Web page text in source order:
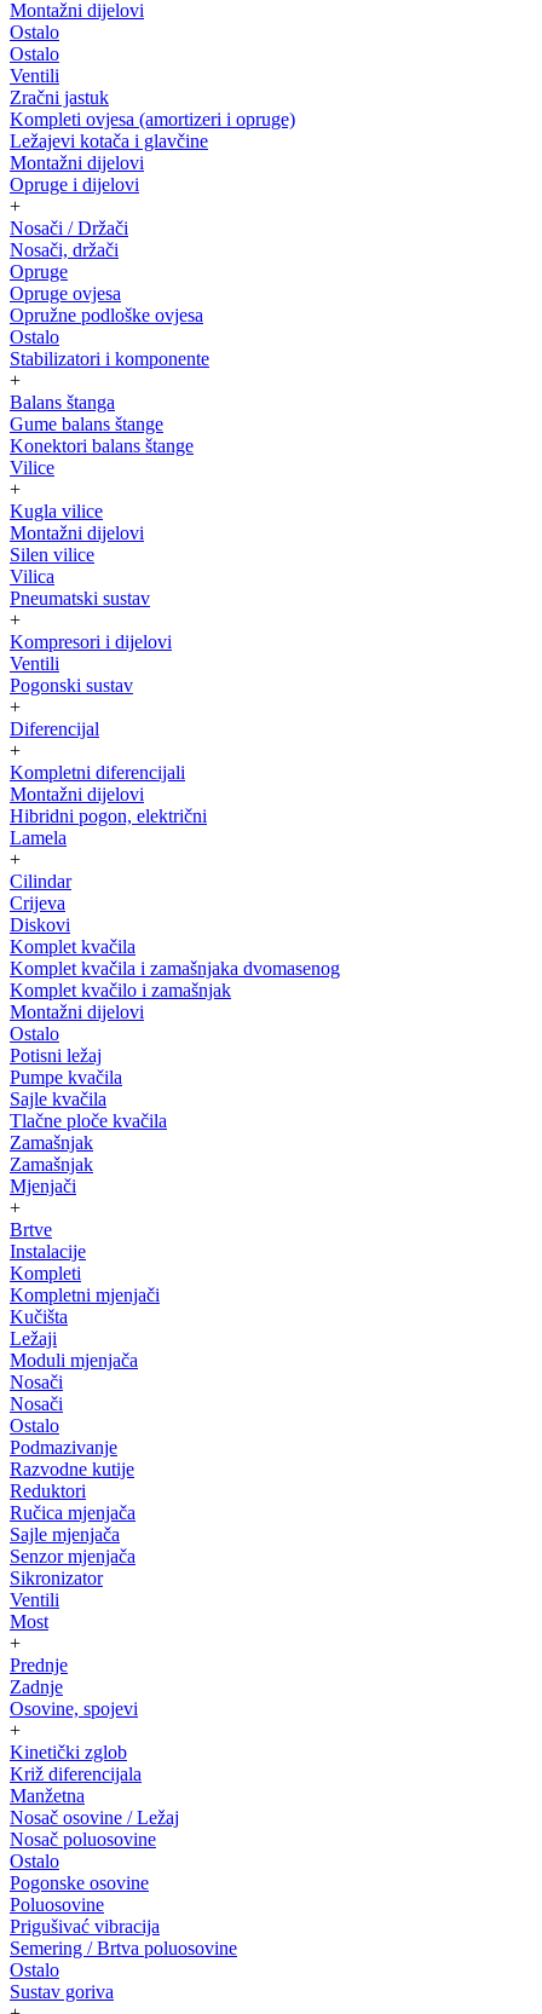
Montažni dijelovi
Ostalo
Ostalo
Ventili
Zračni jastuk
Kompleti ovjesa (amortizeri i opruge)
Ležajevi kotača i glavčine
Montažni dijelovi
Opruge i dijelovi
+
Nosači / Držači
Nosači, držači
Opruge
Opruge ovjesa
Opružne podloške ovjesa
Ostalo
Stabilizatori i komponente
+
Balans štanga
Gume balans štange
Konektori balans štange
Vilice
+
Kugla vilice
Montažni dijelovi
Silen vilice
Vilica
Pneumatski sustav
+
Kompresori i dijelovi
Ventili
Pogonski sustav
+
Diferencijal
+
Kompletni diferencijali
Montažni dijelovi
Hibridni pogon, električni
Lamela
+
Cilindar
Crijeva
Diskovi
Komplet kvačila
Komplet kvačila i zamašnjaka dvomasenog
Komplet kvačilo i zamašnjak
Montažni dijelovi
Ostalo
Potisni ležaj
Pumpe kvačila
Sajle kvačila
Tlačne ploče kvačila
Zamašnjak
Zamašnjak
Mjenjači
+
Brtve
Instalacije
Kompleti
Kompletni mjenjači
Kučišta
Ležaji
Moduli mjenjača
Nosači
Nosači
Ostalo
Podmazivanje
Razvodne kutije
Reduktori
Ručica mjenjača
Sajle mjenjača
Senzor mjenjača
Sikronizator
Ventili
Most
+
Prednje
Zadnje
Osovine, spojevi
+
Kinetički zglob
Križ diferencijala
Manžetna
Nosač osovine / Ležaj
Nosač poluosovine
Ostalo
Pogonske osovine
Poluosovine
Prigušivać vibracija
Semering / Brtva poluosovine
Ostalo
Sustav goriva